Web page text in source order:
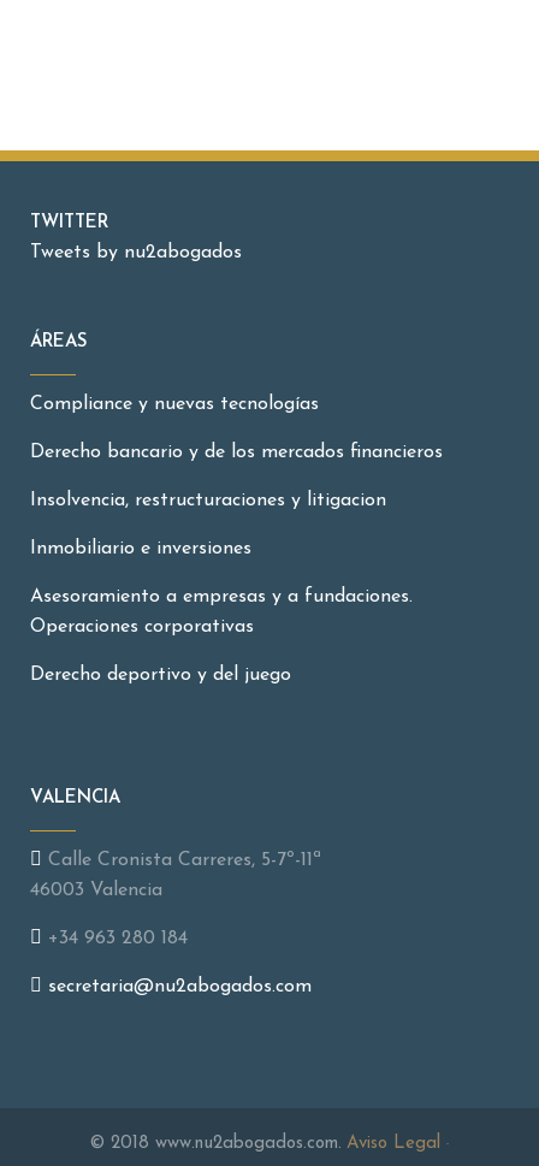
TWITTER
Tweets by nu2abogados
ÁREAS
Compliance y nuevas tecnologías
Derecho bancario y de los mercados financieros
Insolvencia, restructuraciones y litigacion
Inmobiliario e inversiones
Asesoramiento a empresas y a fundaciones.
Operaciones corporativas
Derecho deportivo y del juego
VALENCIA
Calle Cronista Carreres, 5-7º-11ª
46003 Valencia
+34 963 280 184
secretaria@nu2abogados.com
© 2018 www.nu2abogados.com. Aviso Legal ·